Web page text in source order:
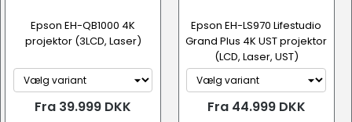
Epson EH-QB1000 4K
projektor (3LCD, Laser)
Fra 39.999 DKK
Epson EH-LS970 Lifestudio
Grand Plus 4K UST projektor
(LCD, Laser, UST)
Fra 44.999 DKK